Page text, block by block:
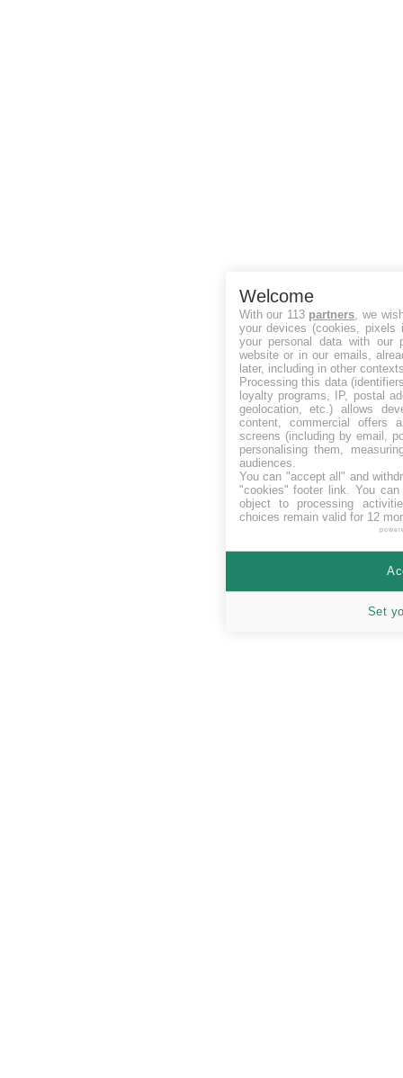
Welcome
With our 113 partners , we
your devices (cookies, pixels
your personal data with our
website or in our emails,
later, including in other
Processing this data
loyalty programs, IP, postal
geolocation, etc.) allows
content, commercial offers
screens (including by email,
personalising them,
audiences.
You can "accept all" and
"cookies" footer link . You
object to processing
choices remain valid for 12
Set